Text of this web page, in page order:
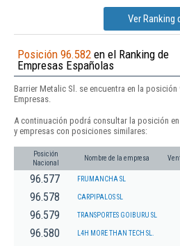
Ver Ranking
Posición 96.582 en el Ranking de
Empresas Españolas
Barrier Metalic Sl. se encuentra en la posición
Empresas.
A continuación podrá consultar la posición
y empresas con posiciones similares:
Posición
Nacional
Nombre de la empresa
96.577 FRUMANCHA SL
96.578 CARPIPALOS SL
96.579 TRANSPORTES GOIBURU SL
96.580 L4H MORE THAN TECH SL.